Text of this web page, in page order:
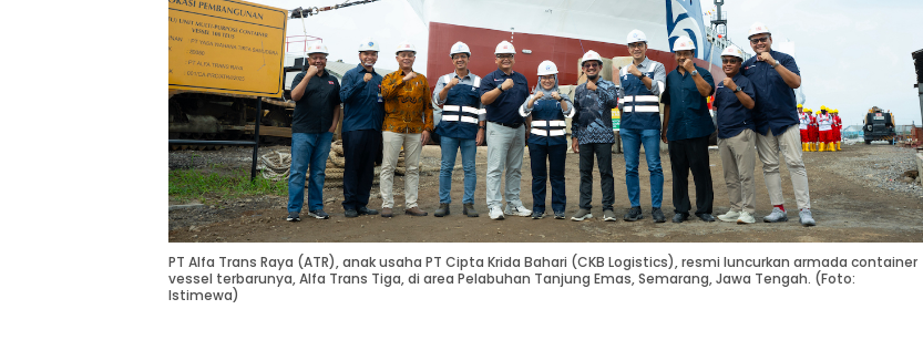
PT Alfa Trans Raya (ATR), anak usaha PT Cipta Krida Bahari (CKB Logistics), resmi luncurkan armada container
vessel terbarunya, Alfa Trans Tiga, di area Pelabuhan Tanjung Emas, Semarang, Jawa Tengah. (Foto:
Istimewa)